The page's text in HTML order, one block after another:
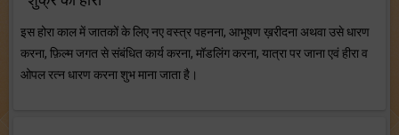
इस होरा काल में जातकों के लिए नए वस्त्र पहनना, आभूषण ख़रीदना अथवा उसे धारण
करना, फ़िल्म जगत से संबंधित कार्य करना, मॉडलिंग करना, यात्रा पर जाना एवं हीरा व
ओपल रत्न धारण करना शुभ माना जाता है।